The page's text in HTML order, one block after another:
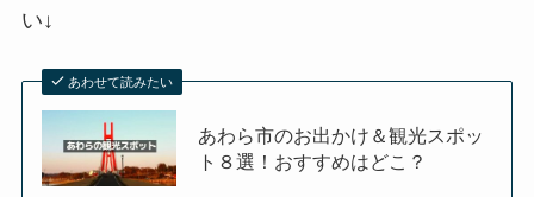
い↓
あわせて読みたい
あわら市のお出かけ＆観光スポッ
ト８選！おすすめはどこ？